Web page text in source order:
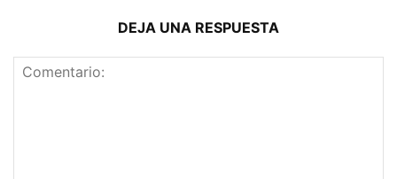
DEJA UNA RESPUESTA